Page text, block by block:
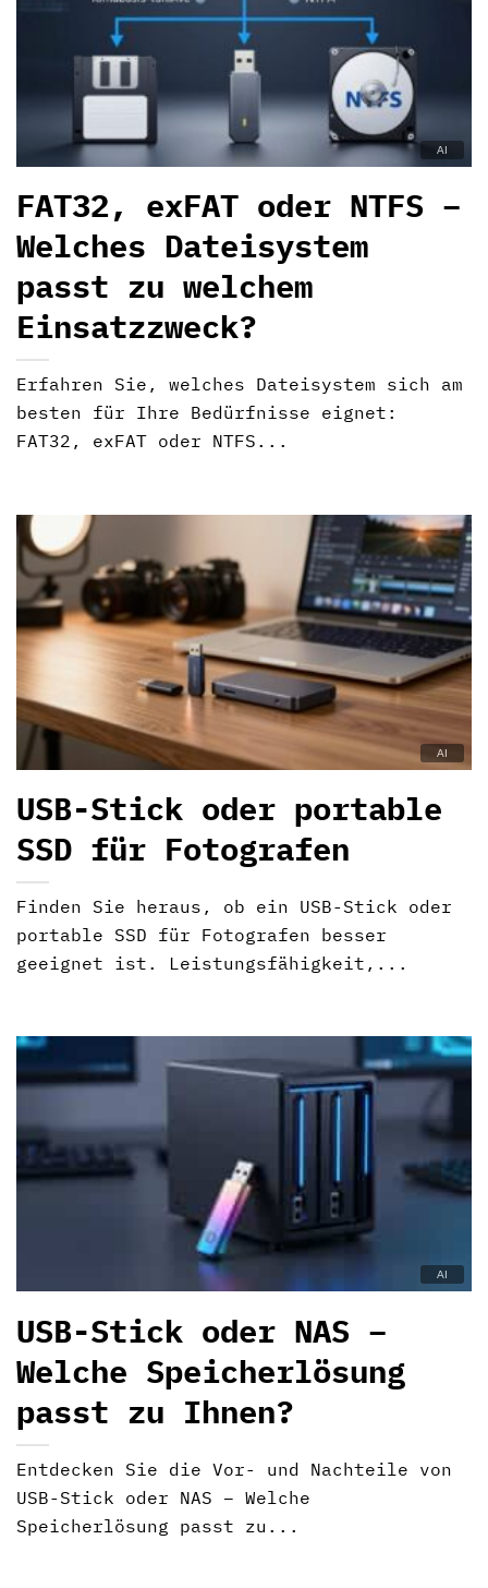
FAT32, exFAT oder NTFS –
Welches Dateisystem
passt zu welchem
Einsatzzweck?
Erfahren Sie, welches Dateisystem sich am
besten für Ihre Bedürfnisse eignet:
FAT32, exFAT oder NTFS...
USB-Stick oder portable
SSD für Fotografen
Finden Sie heraus, ob ein USB-Stick oder
portable SSD für Fotografen besser
geeignet ist. Leistungsfähigkeit,...
USB-Stick oder NAS –
Welche Speicherlösung
passt zu Ihnen?
Entdecken Sie die Vor- und Nachteile von
USB-Stick oder NAS – Welche
Speicherlösung passt zu...